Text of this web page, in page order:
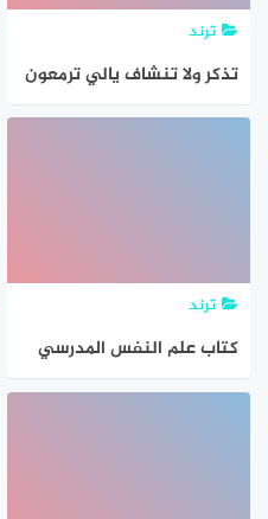
ترند
تذكر ولا تنشاف يالي ترمعون
عذرى صغيرة ما حسبت
ترند
كتاب علم النفس المدرسي
PDF